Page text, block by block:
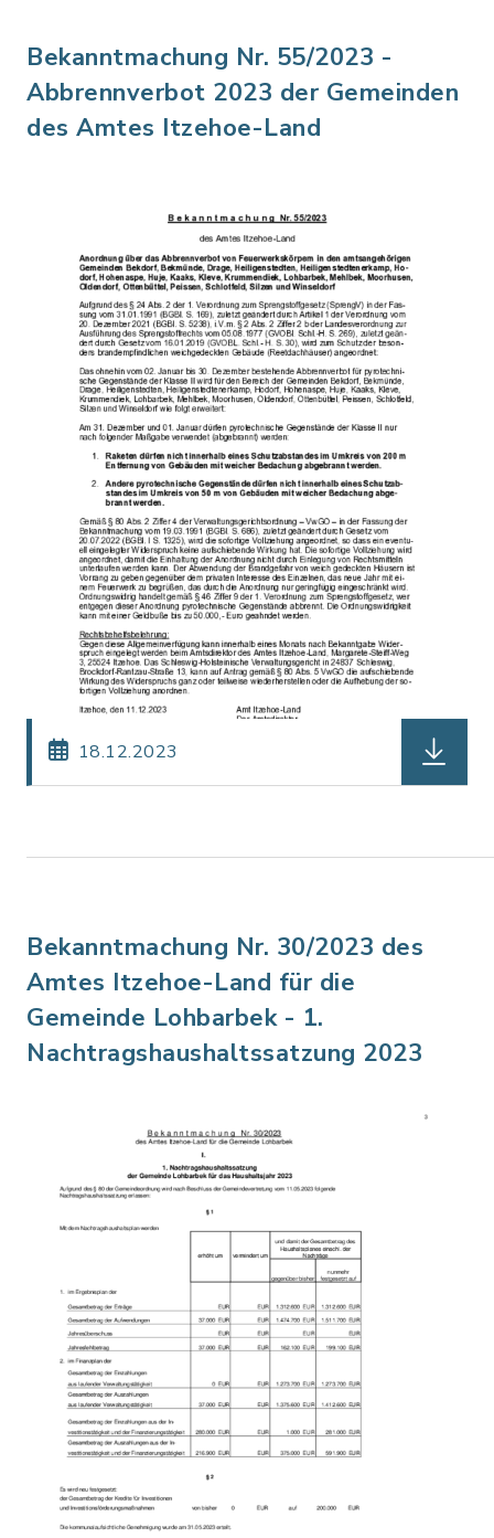
Bekanntmachung Nr. 55/2023 -
Abbrennverbot 2023 der Gemeinden
des Amtes Itzehoe-Land
18.12.2023
Bekanntmachung Nr. 30/2023 des
Amtes Itzehoe-Land für die
Gemeinde Lohbarbek - 1.
Nachtragshaushaltssatzung 2023